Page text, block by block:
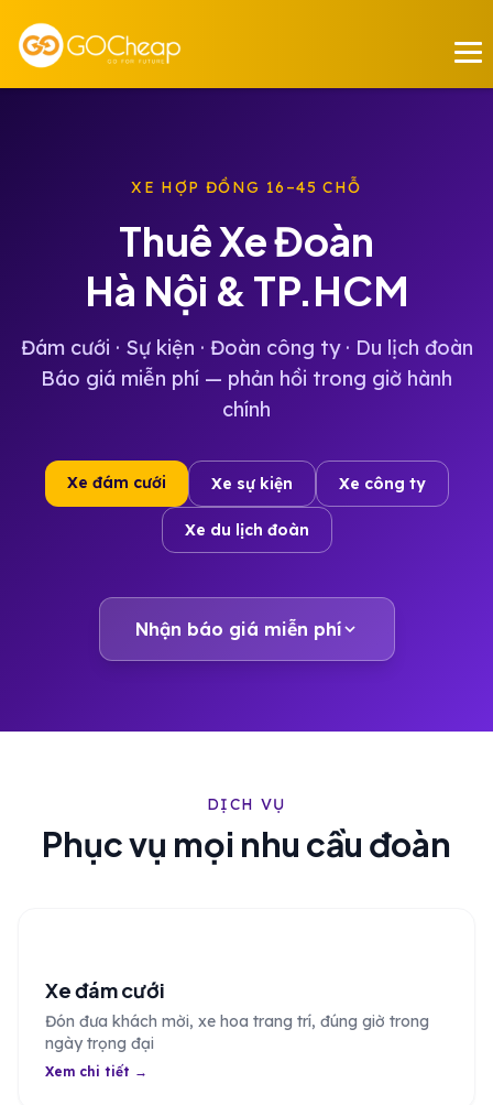
XE HỢP ĐỒNG 16–45 CHỖ
Thuê Xe Đoàn
Hà Nội & TP.HCM
Đám cưới · Sự kiện · Đoàn công ty · Du lịch đoàn
Báo giá miễn phí — phản hồi trong giờ hành
chính
Xe đám cưới Xe sự kiện Xe công ty
Xe du lịch đoàn
Nhận báo giá miễn phí
DỊCH VỤ
Phục vụ mọi nhu cầu đoàn
Xe đám cưới
Đón đưa khách mời, xe hoa trang trí, đúng giờ trong
ngày trọng đại
Xem chi tiết →